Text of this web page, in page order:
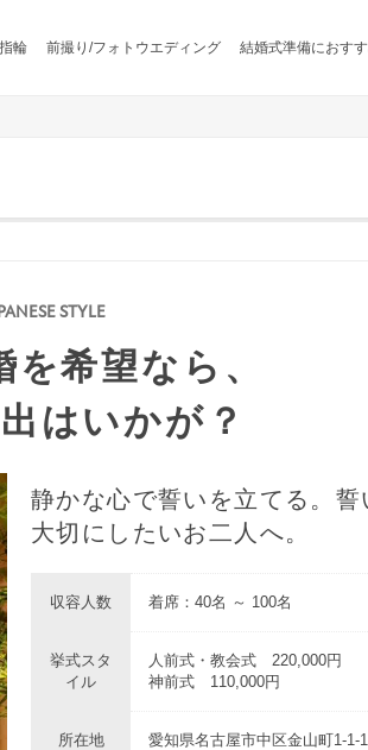
輪 前撮り/フォトウエディング 結婚式準備におす
を希望なら、
はいかが？
静かな心で誓いを立てる。誓
大切にしたいお二人へ。
収容人数 着席：40名 ～ 100名
挙式スタ
イル
人前式・教会式 220,000円
神前式 110,000円
所在地 愛知県名古屋市中区金山町1-1-1